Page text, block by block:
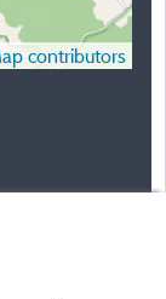
contributors